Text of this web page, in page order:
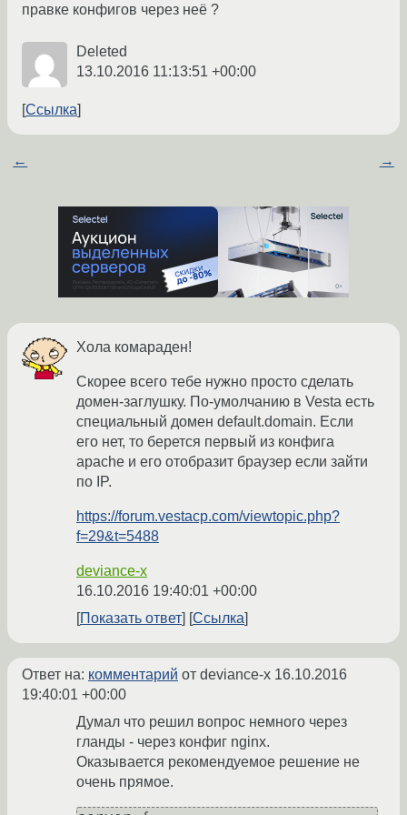
правке конфигов через неё ?
Deleted
13.10.2016 11:13:51 +00:00
Ссылка
← →
Хола комараден!
Скорее всего тебе нужно просто сделать
домен-заглушку. По-умолчанию в Vesta есть
специальный домен default.domain. Если
его нет, то берется первый из конфига
apache и его отобразит браузер если зайти
по IP.
https://forum.vestacp.com/viewtopic.php?
f=29&t=5488
deviance-x
16.10.2016 19:40:01 +00:00
Показать ответ
Ссылка
Ответ на: комментарий от deviance-x 16.10.2016
19:40:01 +00:00
Думал что решил вопрос немного через
гланды - через конфиг nginx.
Оказывается рекомендуемое решение не
очень прямое.